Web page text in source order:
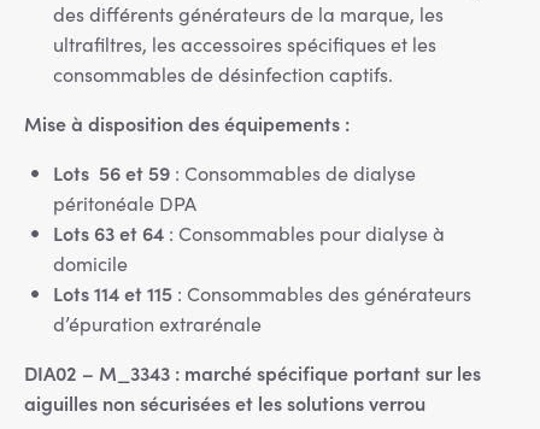
des différents générateurs de la marque, les
ultrafiltres, les accessoires spécifiques et les
consommables de désinfection captifs.
Mise à disposition des équipements :
Lots 56 et 59 : Consommables de dialyse
péritonéale DPA
Lots 63 et 64 : Consommables pour dialyse à
domicile
Lots 114 et 115 : Consommables des générateurs
d’épuration extrarénale
DIA02 – M_3343 : marché spécifique portant sur les
aiguilles non sécurisées et les solutions verrou